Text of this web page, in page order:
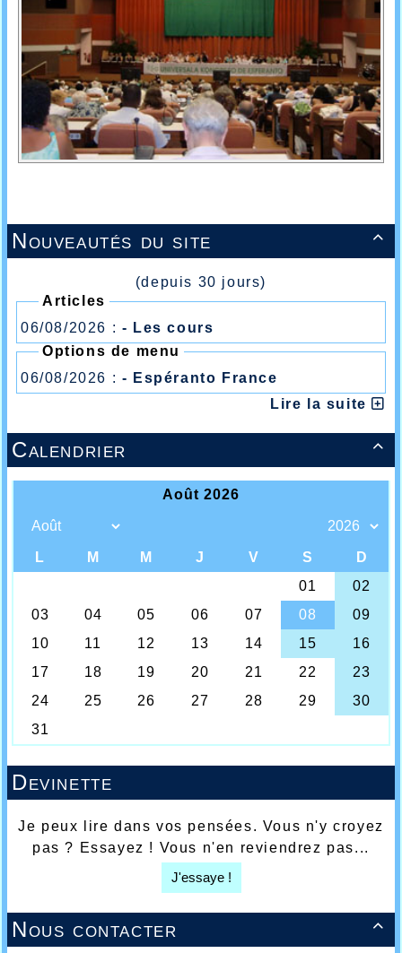

Nouveautés du site
(depuis 30 jours)
Articles
06/08/2026 : - Les cours
Options de menu
06/08/2026 : - Espéranto France
Lire la suite

Calendrier
Devinette
Je peux lire dans vos pensées. Vous n'y croyez
pas ? Essayez ! Vous n'en reviendrez pas...
J'essaye !

Nous contacter